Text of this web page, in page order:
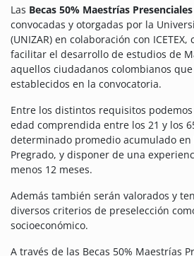
Las Becas 50% Maestrías Presenciales
convocadas y otorgadas por la
(UNIZAR) en colaboración con
facilitar el desarrollo de estudios de
aquellos ciudadanos colombianos
establecidos en la convocatoria.
Entre los distintos requisitos
edad comprendida entre los 21 y los
determinado promedio acumulado
Pregrado, y disponer de una
menos 12 meses.
Además también serán valorados y
diversos criterios de preselección
socioeconómico.
A través de las Becas 50% Maestrías